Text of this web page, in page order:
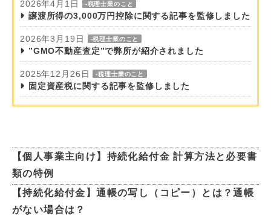
2026年4月1日 -税理士業のこと
譲渡所得の3,000万円控除に関する記事を監修しました
2026年3月19日 -税理士業のこと
”GMO不動産査定”で弊所が紹介されました
2025年12月26日 -税理士業のこと
固定資産税に関する記事を監修しました
【個人事業主向け】持続化給付金 計算方法と必要書
類の特例
【持続化給付金】通帳の写し（コピー）とは？通帳
がない場合は？